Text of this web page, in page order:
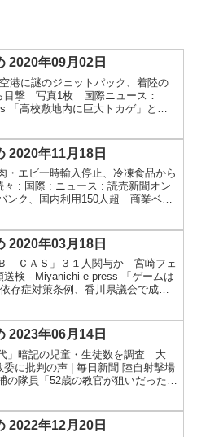
2020年09月02日
港に謎のジェットパック、着陸の
目撃 写真1枚 国際ニュース：
「高校敷地内に巨大トカゲ」と通
2020年11月18日
・エビ一時輸入停止、冷凍食品から
々 : 国際 : ニュース : 読売新聞オン
ンク、国内利用150人超 商業ベー
2020年03月18日
―ＣＡＳ」３１人関与か 宮崎フェ
送検 - Miyanichi e-press 「ゲームは
存症対策条例、香川県議会で成
2023年06月14日
」暗記の児童・生徒数を調査 大
委に批判の声 | 毎日新聞 陸自射撃場
の隊員「52歳の教官が狙いだった」
2022年12月20日